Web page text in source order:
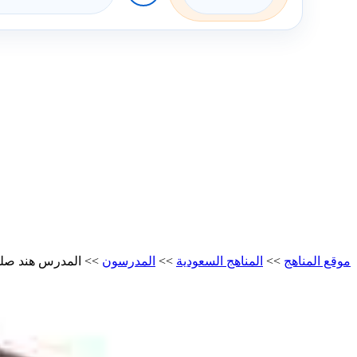
موقع المناهج >> المناهج السعودية >> المدرسون >> المدرس هند